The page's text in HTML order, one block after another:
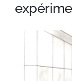
Mobilier de